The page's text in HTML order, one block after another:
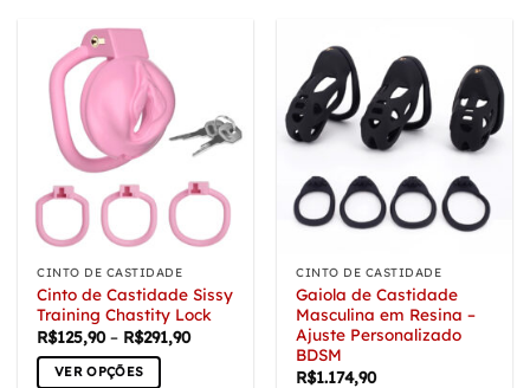
CINTO DE CASTIDADE
Cinto de Castidade Sissy
Training Chastity Lock
R$125,90 – R$291,90Faixa
VER OPÇÕES
CINTO DE CASTIDADE
Gaiola de Castidade
Masculina em Resina –
Ajuste Personalizado
BDSM
R$1.174,90